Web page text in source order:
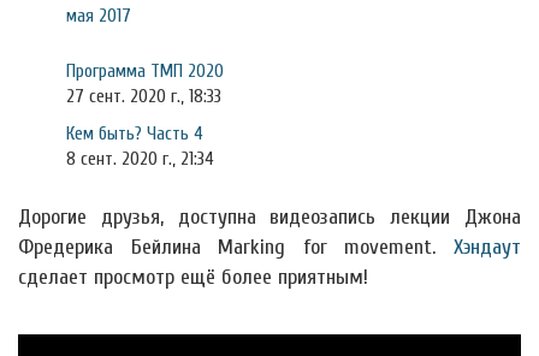
мая 2017
Программа ТМП 2020
27 сент. 2020 г., 18:33
Кем быть? Часть 4
8 сент. 2020 г., 21:34
Дорогие друзья, доступна видеозапись лекции Джона
Фредерика Бейлина Marking for movement. Хэндаут
сделает просмотр ещё более приятным!